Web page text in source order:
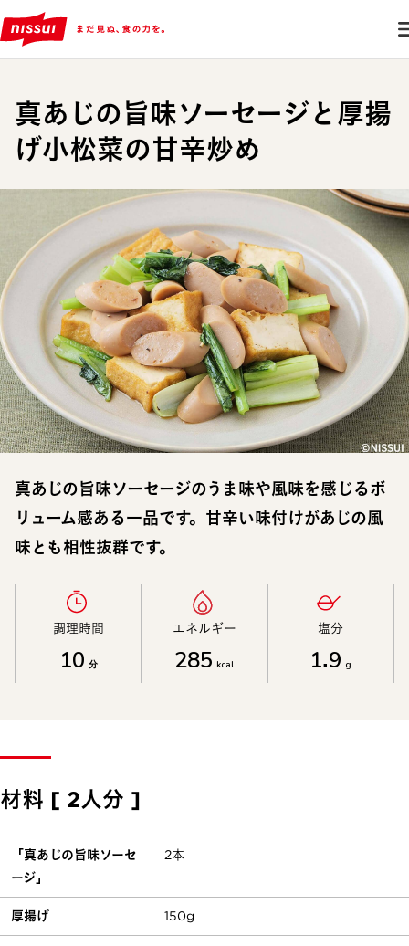
真あじの旨味ソーセージと厚揚
げ小松菜の甘辛炒め
真あじの旨味ソーセージのうま味や風味を感じるボ
リューム感ある一品です。甘辛い味付けがあじの風
味とも相性抜群です。
調理時間​
10 分
エネルギー​
285 kcal
塩分​
1.9 g
材料 [ 2人分 ]
「真あじの旨味ソーセ
ージ」
2本
厚揚げ 150g